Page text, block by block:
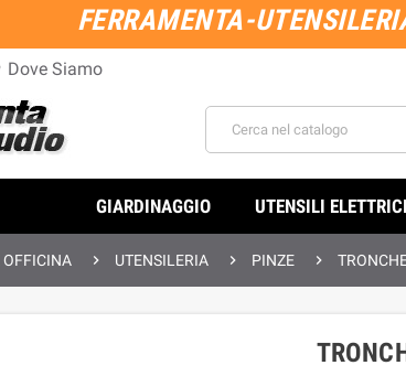
FERRAMENTA-
Dove Siamo
GIARDINAGGIO UTENSILI
OFFICINA  UTENSILERIA  PINZE 